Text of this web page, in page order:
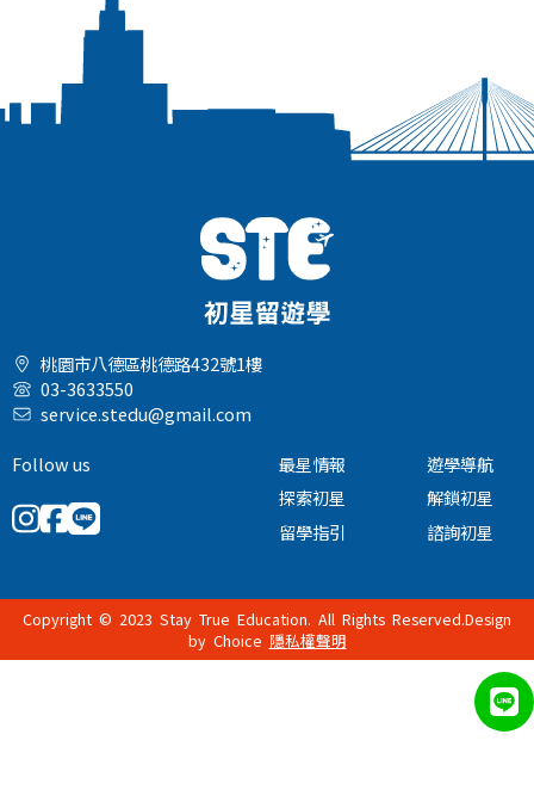
桃園市八德區桃德路432號1樓
03-3633550
service.stedu@gmail.com
Follow us
最星情報
探索初星
留學指引
遊學導航
解鎖初星
諮詢初星
Copyright © 2023 Stay True Education. All Rights Reserved.Design
by Choice 隱私權聲明